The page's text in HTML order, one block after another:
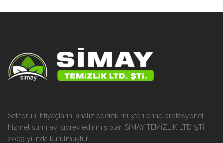
Sektörün ihtiyaçlarını analiz ederek müşterilerine profesyonel
hizmet sunmayı görev edinmiş olan SİMAY TEMİZLİK LTD ŞTİ
2009 yılında kurulmuştur.